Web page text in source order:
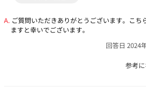
ご質問いただきありがとうございます。こ
ますと幸いでございます。
回答日 2024
参考